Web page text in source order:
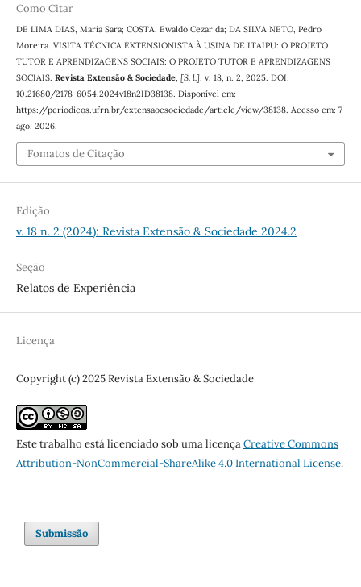
Como Citar
DE LIMA DIAS, Maria Sara; COSTA, Ewaldo Cezar da; DA SILVA NETO, Pedro
Moreira. VISITA TÉCNICA EXTENSIONISTA À USINA DE ITAIPU: O PROJETO
TUTOR E APRENDIZAGENS SOCIAIS: O PROJETO TUTOR E APRENDIZAGENS
SOCIAIS. Revista Extensão & Sociedade, [S. l.], v. 18, n. 2, 2025. DOI:
10.21680/2178-6054.2024v18n2ID38138. Disponível em:
https://periodicos.ufrn.br/extensaoesociedade/article/view/38138. Acesso em: 7
ago. 2026.
Fomatos de Citação
Edição
v. 18 n. 2 (2024): Revista Extensão & Sociedade 2024.2
Seção
Relatos de Experiência
Licença
Copyright (c) 2025 Revista Extensão & Sociedade
Este trabalho está licenciado sob uma licençaCreative Commons
Attribution-NonCommercial-ShareAlike 4.0 International License.
Submissão